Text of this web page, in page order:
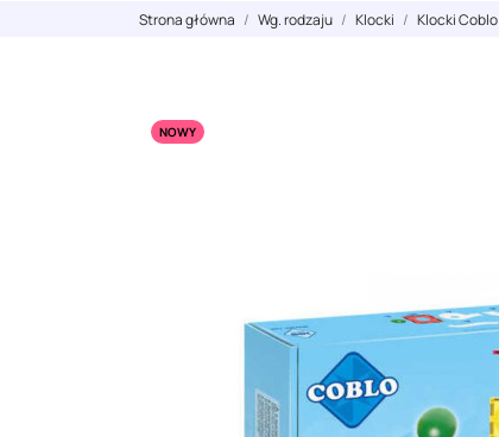
Strona główna Wg. rodzaju Klocki Klocki Coblo
NOWY